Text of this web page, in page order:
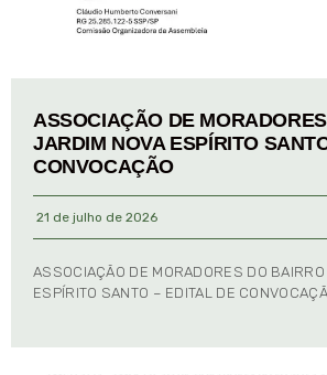
ASSOCIAÇÃO DE
JARDIM NOVA ESPÍRITO
CONVOCAÇÃO
21 de julho de 2026
ASSOCIAÇÃO DE MORADORES DO
ESPÍRITO SANTO – EDITAL DE